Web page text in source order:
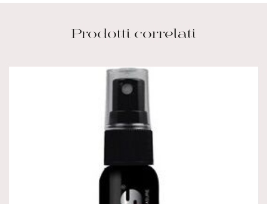
Prodotti correlati